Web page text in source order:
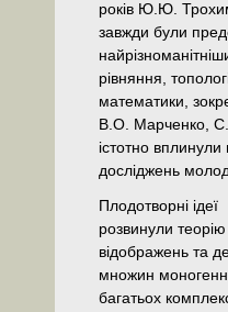
років Ю.Ю.
завжди були
рівняння,
математики,
В.О. Марченко,
істотно вплинули
досліджень
Плодотворні
розвинули
відображень та
множин
багатьох